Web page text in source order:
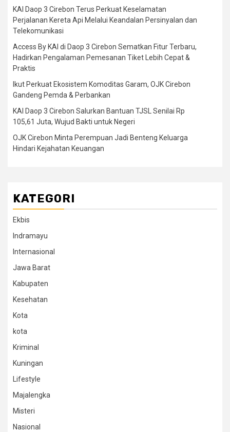
KAI Daop 3 Cirebon Terus Perkuat Keselamatan
Perjalanan Kereta Api Melalui Keandalan Persinyalan dan
Telekomunikasi
Access By KAI di Daop 3 Cirebon Sematkan Fitur Terbaru,
Hadirkan Pengalaman Pemesanan Tiket Lebih Cepat &
Praktis
Ikut Perkuat Ekosistem Komoditas Garam, OJK Cirebon
Gandeng Pemda & Perbankan
KAI Daop 3 Cirebon Salurkan Bantuan TJSL Senilai Rp
105,61 Juta, Wujud Bakti untuk Negeri
OJK Cirebon Minta Perempuan Jadi Benteng Keluarga
Hindari Kejahatan Keuangan
KATEGORI
Ekbis
Indramayu
Internasional
Jawa Barat
Kabupaten
Kesehatan
Kota
kota
Kriminal
Kuningan
Lifestyle
Majalengka
Misteri
Nasional